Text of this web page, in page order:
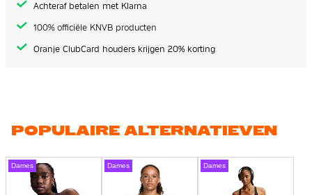
Achteraf betalen met Klarna
100% officiële KNVB producten
Oranje ClubCard houders krijgen 20% korting
POPULAIRE ALTERNATIEVEN
Dames Dames Dames